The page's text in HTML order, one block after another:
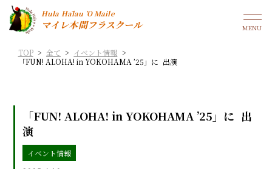
Hula Hālau ’O Maile
マイレ本間フラスクール
TOP > 全て > イベント情報 >
「FUN! ALOHA! in YOKOHAMA ’25」に 出演
「FUN! ALOHA! in YOKOHAMA ’25」に 出
演
イベント情報